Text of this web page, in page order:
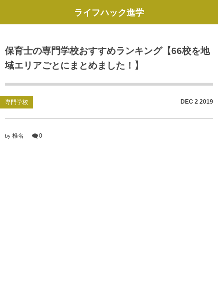
ライフハック進学
保育士の専門学校おすすめランキング【66校を地
域エリアごとにまとめました！】
専門学校 DEC 2 2019
by 椎名 0